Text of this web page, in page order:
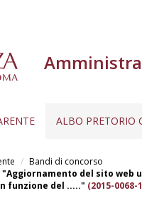
ALBO PRETORIO
Bandi di concorso
del sito web
funzione del ....." (2015-0068-